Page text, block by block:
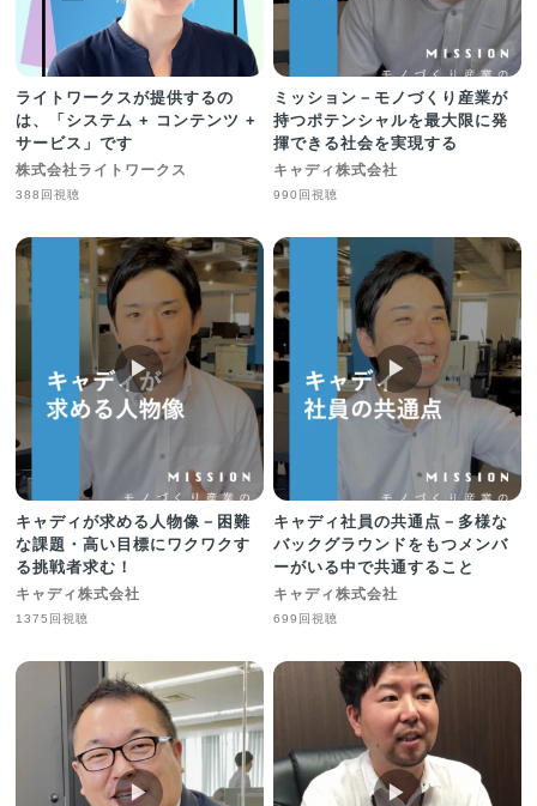
ライトワークスが提供するの
は、「システム + コンテンツ +
サービス」です
株式会社ライトワークス
388回視聴
ミッション－モノづくり産業が
持つポテンシャルを最大限に発
揮できる社会を実現する
キャディ株式会社
990回視聴
▶︎
キャディが求める人物像－困難
な課題・高い目標にワクワクす
る挑戦者求む！
キャディ株式会社
1375回視聴
▶︎
キャディ社員の共通点－多様な
バックグラウンドをもつメンバ
ーがいる中で共通すること
キャディ株式会社
699回視聴
▶︎ ▶︎